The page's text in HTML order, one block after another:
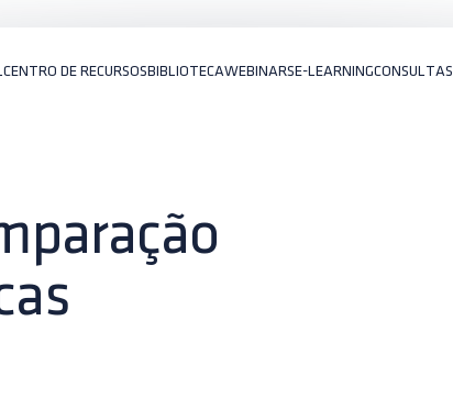
CENTRO DE RECURSOSBIBLIOTECAWEBINARSE-LEARNINGCONSULTAS